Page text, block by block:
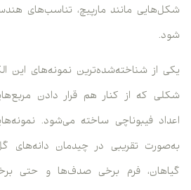
شکل‌هایی مانند مارپیچ، تناسب‌های
شود.
یکی از شناخته‌شده‌ترین نمونه‌های این
شکلی که از کنار هم قرار دادن
اعداد فیبوناچی ساخته می‌شود.
به‌صورت تقریبی در چیدمان دانه‌های
گیاهان، فرم برخی صدف‌ها و حتی